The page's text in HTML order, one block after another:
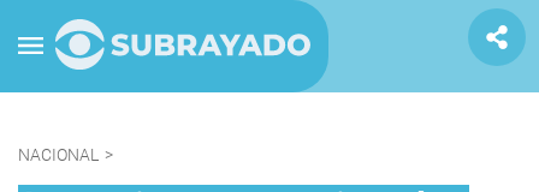
NACIONAL >